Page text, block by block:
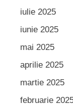
iulie 2025
iunie 2025
mai 2025
aprilie 2025
martie 2025
februarie